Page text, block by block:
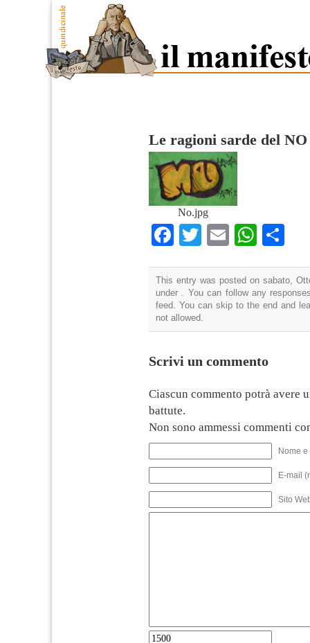
Le ragioni sarde del NO
No.jpg
Facebook
TwitterEmail
This entry was posted on sabato,
under . You can follow any
feed. You can skip to the end and
not allowed.
Scrivi un commento
Ciascun commento potrà avere
battute.
Non sono ammessi commenti
Nome
E-mail
Sito